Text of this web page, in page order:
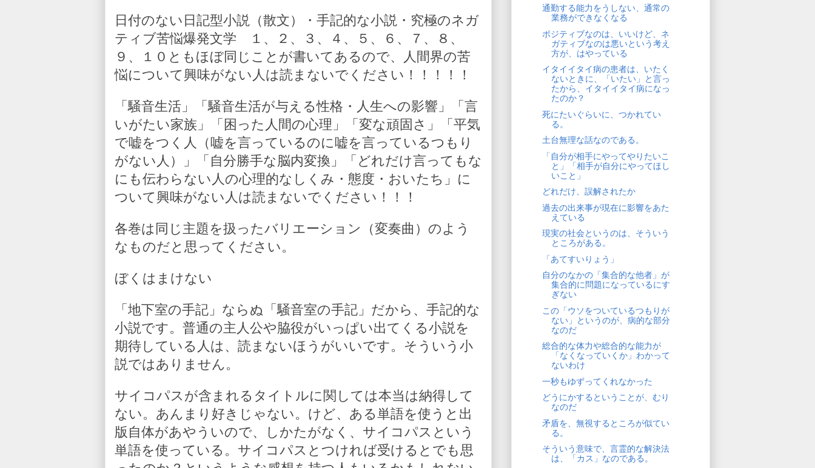
日付のない日記型小説（散文）・手記的な小説・究極のネガ
ティブ苦悩爆発文学 １、２、３、４、５、６、７、８、
９、１０ともほぼ同じことが書いてあるので、人間界の苦
悩について興味がない人は読まないでください！！！！！
「騒音生活」「騒音生活が与える性格・人生への影響」「言
いがたい家族」「困った人間の心理」「変な頑固さ」「平気
で嘘をつく人（嘘を言っているのに嘘を言っているつもり
がない人）」「自分勝手な脳内変換」「どれだけ言ってもな
にも伝わらない人の心理的なしくみ・態度・おいたち」に
ついて興味がない人は読まないでください！！！
各巻は同じ主題を扱ったバリエーション（変奏曲）のよう
なものだと思ってください。
ぼくはまけない
「地下室の手記」ならぬ「騒音室の手記」だから、手記的な
小説です。普通の主人公や脇役がいっぱい出てくる小説を
期待している人は、読まないほうがいいです。そういう小
説ではありません。
サイコパスが含まれるタイトルに関しては本当は納得して
ない。あんまり好きじゃない。けど、ある単語を使うと出
版自体があやういので、しかたがなく、サイコパスという
単語を使っている。サイコパスとつければ受けるとでも思
通勤する能力をうしない、通常の
業務ができなくなる
ポジティブなのは、いいけど、ネ
ガティブなのは悪いという考え
方が、はやっている
イタイイタイ病の患者は、いたく
ないときに、「いたい」と言っ
たから、イタイイタイ病になっ
たのか？
死にたいぐらいに、つかれてい
る。
土台無理な話なのである。
「自分が相手にやってやりたいこ
と」「相手が自分にやってほし
いこと」
どれだけ、誤解されたか
過去の出来事が現在に影響をあた
えている
現実の社会というのは、そういう
ところがある。
「あてすいりょう」
自分のなかの「集合的な他者」が
集合的に問題になっているにす
ぎない
この「ウソをついているつもりが
ない」というのが、病的な部分
なのだ
総合的な体力や総合的な能力が
「なくなっていくか」わかって
ないわけ
一秒もゆずってくれなかった
どうにかするということが、むり
なのだ
矛盾を、無視するところが似てい
る。
そういう意味で、言霊的な解決法
は、「カス」なのである。